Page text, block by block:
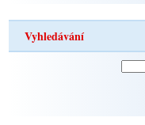
Vyhledávání